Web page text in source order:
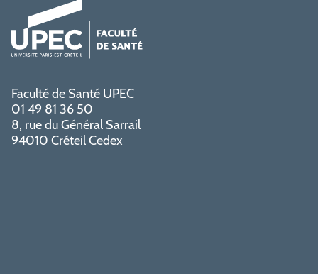
Faculté de Santé UPEC
01 49 81 36 50
8, rue du Général Sarrail
94010 Créteil Cedex